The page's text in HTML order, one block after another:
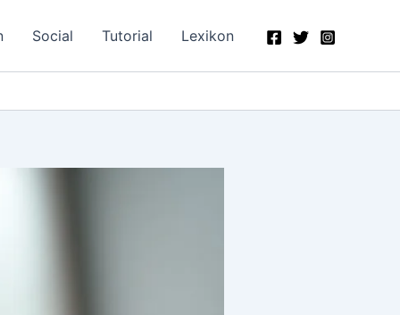
Social Tutorial Lexikon